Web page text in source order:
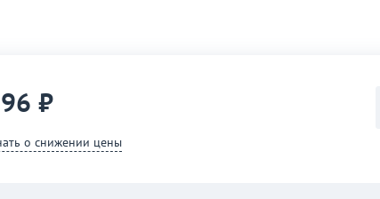
₽
о снижении цены